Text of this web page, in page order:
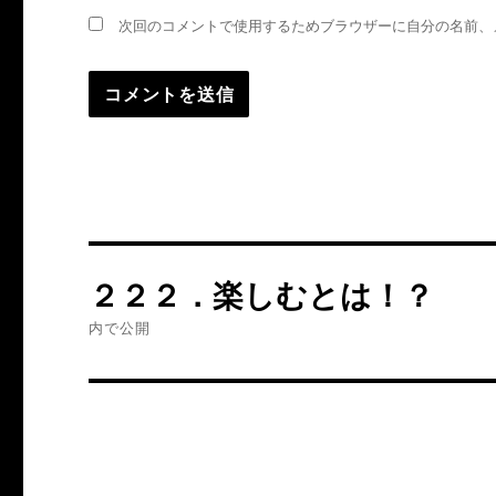
次回のコメントで使用するためブラウザーに自分の名前
稿
２２２．楽しむとは！？
内で公開